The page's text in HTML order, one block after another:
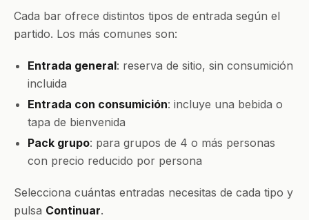
Cada bar ofrece distintos tipos de entrada según el
partido. Los más comunes son:
Entrada general: reserva de sitio, sin consumición
incluida
Entrada con consumición: incluye una bebida o
tapa de bienvenida
Pack grupo: para grupos de 4 o más personas
con precio reducido por persona
Selecciona cuántas entradas necesitas de cada tipo y
pulsa Continuar.